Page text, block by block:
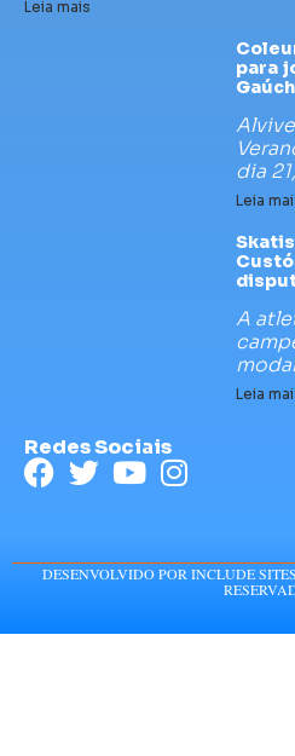
Leia mais
para
dia
Leia
A
Leia
Redes Sociais
DESENVOLVIDO POR INCLUDE